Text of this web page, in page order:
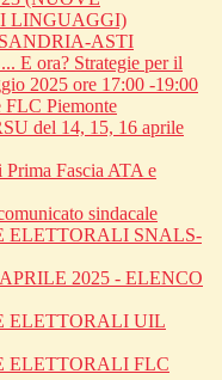
LINGUAGGI)
ASTI
E ora? Strategie per il
2025 ore 17:00 -19:00
FLC Piemonte
del 14, 15, 16 aprile
Fascia ATA e
sindacale
ELETTORALI SNALS-
2025 - ELENCO
ELETTORALI UIL
ELETTORALI FLC